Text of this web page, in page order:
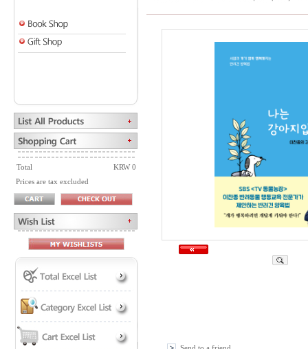
Total
KRW 0
Prices are tax excluded